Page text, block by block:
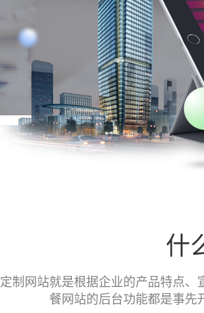
什
定制网站就是根据企业的产品特点
餐网站的后台功能都是事先